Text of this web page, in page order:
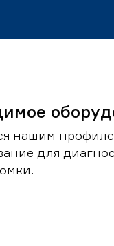
нашим
для